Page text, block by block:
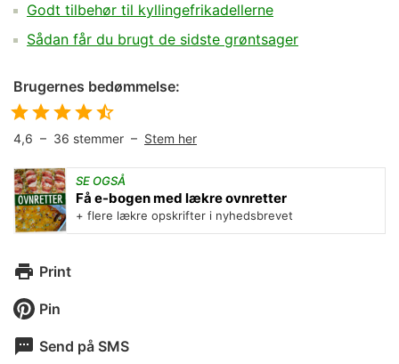
Godt tilbehør til kyllingefrikadellerne
Sådan får du brugt de sidste grøntsager
Brugernes bedømmelse:
4,6 – 36 stemmer – Stem her
SE OGSÅ
Få e-bogen med lækre ovnretter
+ flere lækre opskrifter i nyhedsbrevet
Print
Pin
Send på SMS